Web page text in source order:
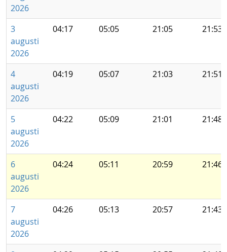
2026
3
augusti
2026
04:17 05:05 21:05 21:53
4
augusti
2026
04:19 05:07 21:03 21:51
5
augusti
2026
04:22 05:09 21:01 21:48
6
augusti
2026
04:24 05:11 20:59 21:46
7
augusti
2026
04:26 05:13 20:57 21:43